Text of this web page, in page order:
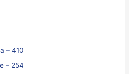
– 410
– 254